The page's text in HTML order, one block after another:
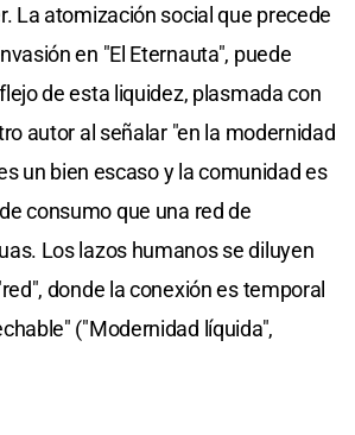
La atomización social que precede
en "El Eternauta", puede
de esta liquidez, plasmada con
autor al señalar "en la modernidad
un bien escaso y la comunidad es
consumo que una red de
Los lazos humanos se diluyen
donde la conexión es temporal
("Modernidad líquida",